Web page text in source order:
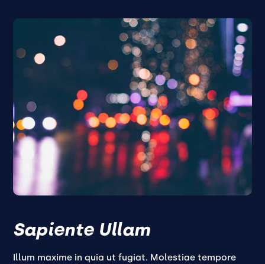
Sapiente Ullam
Illum maxime in quia ut fugiat. Molestiae tempore